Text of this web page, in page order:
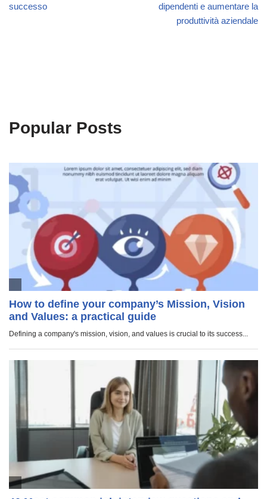
successo
dipendenti e aumentare la
produttività aziendale
Popular Posts